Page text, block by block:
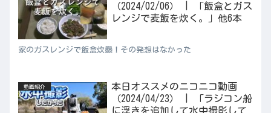
（2024/02/06） | 「飯盒とガス
レンジで麦飯を炊く。」他6本
家のガスレンジで飯盒炊爨！その発想はなかった
動画紹介
本日オススメのニコニコ動画
（2024/04/23） | 「ラジコン船
に浮きを追加して水中撮影して